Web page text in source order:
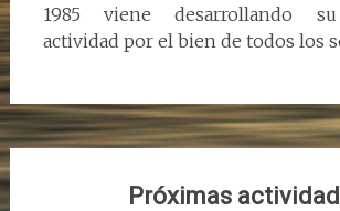
1985 viene desarrollando
actividad por el bien de todos los
Próximas